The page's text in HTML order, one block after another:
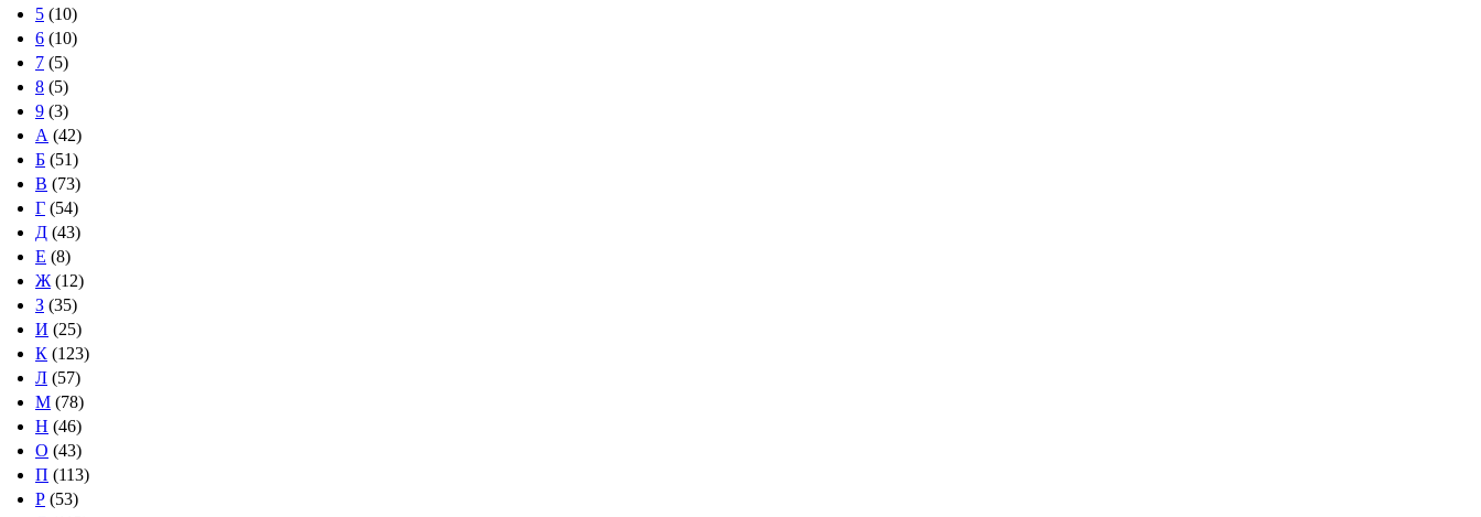
5 (10)
6 (10)
7 (5)
8 (5)
9 (3)
А (42)
Б (51)
В (73)
Г (54)
Д (43)
Е (8)
Ж (12)
З (35)
И (25)
К (123)
Л (57)
М (78)
Н (46)
О (43)
П (113)
Р (53)